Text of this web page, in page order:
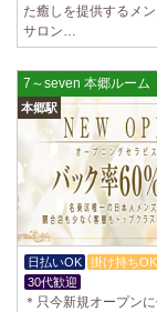
2025/04/08[勝川駅]
Cat’s (キャッツ)
間内でいつでも可能
2025/04/05[日本橋
Aroma de Banana (
オープンにつきセ
に朗報です！ 当店
2025/04/04[吉祥寺
LoveCHU (ラブチュ)
やる気のあるセラピ
ラピストになりた
た癒しを提供するメ
サロン…
7～seven 本郷ルーム
本郷駅
日払いOK 掛け持ちOK
30代歓迎
＊只今新規オープン